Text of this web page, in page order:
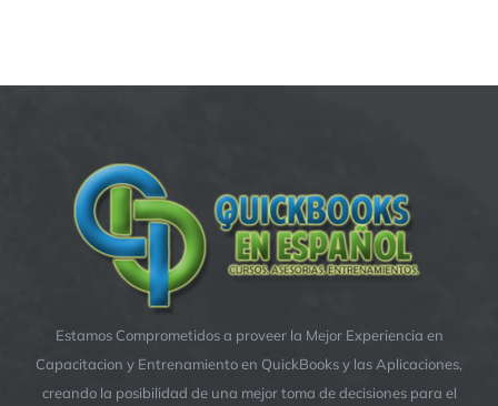
Estamos Comprometidos a proveer la Mejor Experiencia en
Capacitacion y Entrenamiento en QuickBooks y las Aplicaciones,
creando la posibilidad de una mejor toma de decisiones para el